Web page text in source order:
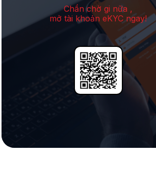
Chần chờ gi nữa ,
mở tài khoản eKYC ngay!